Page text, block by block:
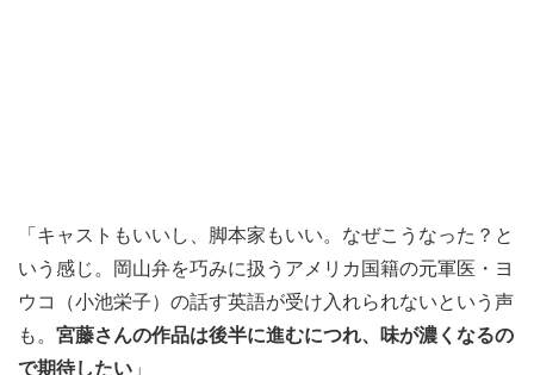
「キャストもいいし、脚本家もいい。なぜこうなった？と
いう感じ。岡山弁を巧みに扱うアメリカ国籍の元軍医・ヨ
ウコ（小池栄子）の話す英語が受け入れられないという声
も。 宮藤さんの作品は後半に進むにつれ、味が濃くなるの
で期待したい 」